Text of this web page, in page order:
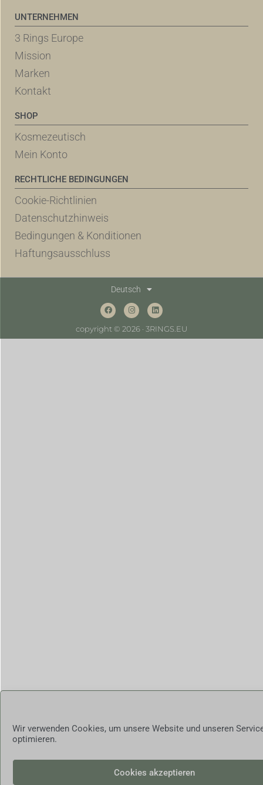
Wir verwenden Cookies, um unsere Website und unseren
optimieren.
Cookies akzeptieren
UNTERNEHMEN
3 Rings Europe
Mission
Marken
Kontakt
SHOP
Kosmezeutisch
Mein Konto
RECHTLICHE BEDINGUNGEN
Cookie-Richtlinien
Datenschutzhinweis
Bedingungen & Konditionen
Haftungsausschluss
Deutsch
copyright © 2026 · 3RINGS.EU